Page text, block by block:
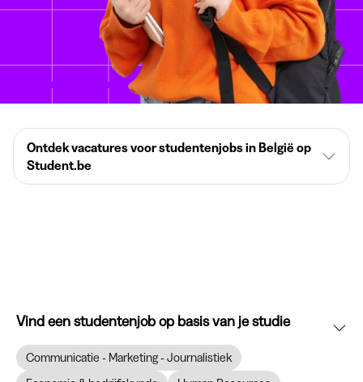
Ontdek vacatures voor studentenjobs in België op
Student.be
Vind een studentenjob op basis van je studie
Communicatie - Marketing - Journalistiek